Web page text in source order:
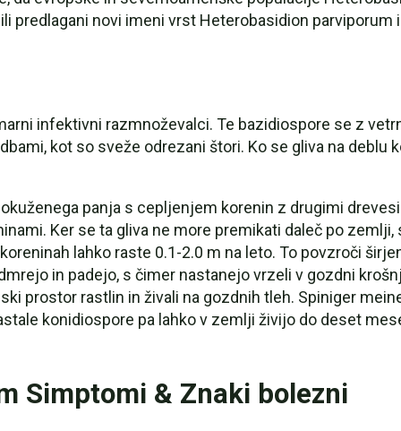
predlagani novi imeni vrst Heterobasidion
infektivni razmnoževalci. Te bazidiospore se z
kot so sveže odrezani štori. Ko se gliva na deblu
panja s cepljenjem korenin z drugimi
Ker se ta gliva ne more premikati daleč po zemlji,
lahko raste 0.1-2.0 m na leto. To povzroči
in padejo, s čimer nastanejo vrzeli v gozdni
prostor rastlin in živali na gozdnih tleh. Spiniger
konidiospore pa lahko v zemlji živijo do deset
Simptomi & Znaki bolezni